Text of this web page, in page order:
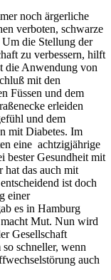
noch ärgerliche
verboten, schwarze
die Stellung der
zu verbessern, hilft
die Anwendung von
mit den
Füssen und dem
erleiden
und dem
mit Diabetes. Im
eine achtzigjährige
bester Gesundheit mit
hat das auch mit
ist doch
einer
es in Hamburg
Mut. Nun wird
Gesellschaft
schneller, wenn
auch